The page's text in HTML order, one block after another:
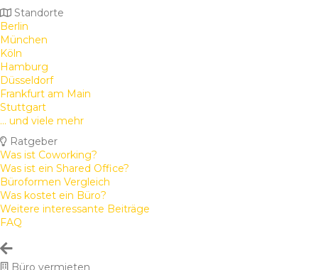
Standorte
Berlin
München
Köln
Hamburg
Düsseldorf
Frankfurt am Main
Stuttgart
... und viele mehr
Ratgeber
Was ist Coworking?
Was ist ein Shared Office?
Büroformen Vergleich
Was kostet ein Büro?
Weitere interessante Beiträge
FAQ
Büro vermieten